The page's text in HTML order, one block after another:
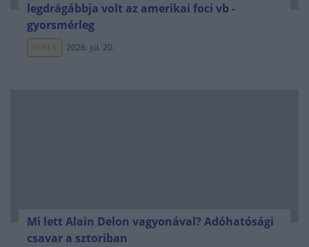
legdrágábbja volt az amerikai foci vb -
gyorsmérleg
HÍREK 2026. júl. 20.
Mi lett Alain Delon vagyonával? Adóhatósági
csavar a sztoriban